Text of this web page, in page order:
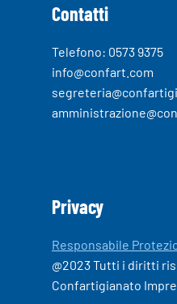
Contatti
Telefono: 0573 9375
info@confart.com
Privacy
Responsabile
@2023 Tutti i diritti
Confartigianato